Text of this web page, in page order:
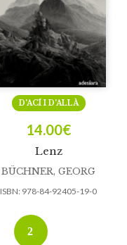
Lenz
D’ACÍ I D’ALLÀ
14.00€
BÜCHNER, GEORG
ISBN: 978-84-92405-19-0
2